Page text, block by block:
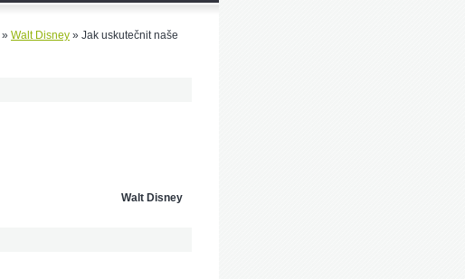
» Walt Disney » Jak uskutečnit naše
Walt Disney